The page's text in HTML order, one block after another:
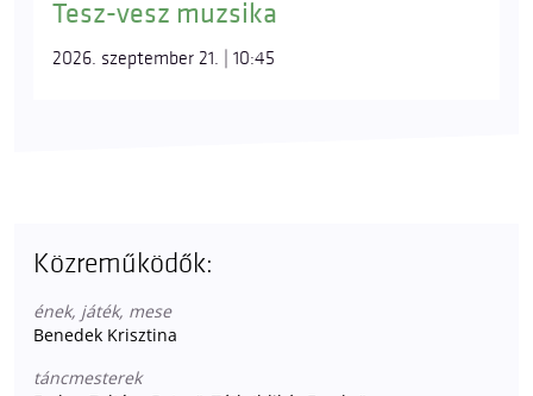
Tesz-vesz muzsika
2026. szeptember 21. | 10:45
Közreműködők:
ének, játék, mese
Benedek Krisztina
táncmesterek